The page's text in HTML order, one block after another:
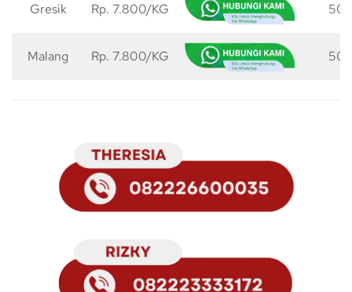
Gresik Rp. 7.800/KG 50
Malang Rp. 7.800/KG 50